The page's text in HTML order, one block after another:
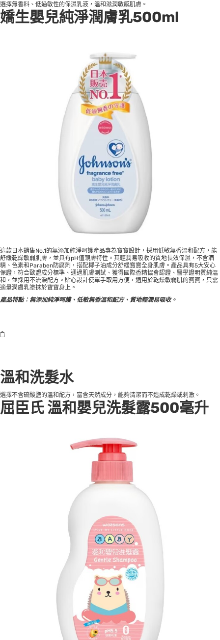
選擇無香料、低過敏性的保濕乳液，溫和滋潤敏感肌膚。
嬌生嬰兒純淨潤膚乳500ml
這款日本銷售No.1的無添加純淨呵護產品專為寶寶設計，採用低敏無香溫和配方，能
舒緩乾燥敏弱肌膚，並具有pH值親膚特性。其輕潤易吸收的質地長效保濕，不含酒
精、色素和Paraben防腐劑，搭配椰子油成分舒緩寶寶全身肌膚。產品具有5大安心
保證，符合歐盟成分標準、通過肌膚測試、獲得國際香精協會認證、醫學證明質純溫
和，並採用不流淚配方。貼心設計使單手取用方便，適用於乾燥敏弱肌的寶寶，只需
適量潤膚乳塗抹於寶寶身上。
產品特點：無添加純淨呵護、低敏無香溫和配方、質地輕潤易吸收。
溫和洗髮水
選擇不含硫酸鹽的溫和配方，富含天然成分，能夠清潔而不造成乾燥或刺激。
屈臣氏 溫和嬰兒洗髮露500毫升